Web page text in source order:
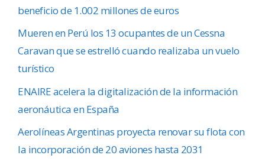
beneficio de 1.002 millones de euros
Mueren en Perú los 13 ocupantes de un Cessna
Caravan que se estrelló cuando realizaba un vuelo
turístico
ENAIRE acelera la digitalización de la información
aeronáutica en España
Aerolíneas Argentinas proyecta renovar su flota con
la incorporación de 20 aviones hasta 2031